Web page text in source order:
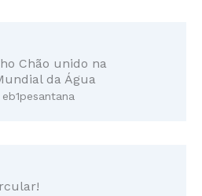
Chão unido na
da Água
eb1pesantana